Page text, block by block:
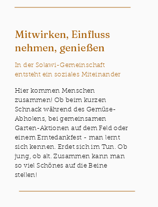
Mitwirken, Einfluss
nehmen, genießen
In der Solawi-Gemeinschaft
entsteht ein soziales Miteinander
Hier kommen Menschen
zusammen! Ob beim kurzen
Schnack während des Gemüse-
Abholens, bei gemeinsamen
Garten-Aktionen auf dem Feld oder
einem Erntedankfest - man lernt
sich kennen. Erdet sich im Tun. Ob
jung, ob alt. Zusammen kann man
so viel Schönes auf die Beine
stellen!